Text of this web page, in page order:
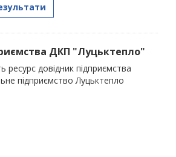
ДКП "Луцьктепло"
ресурс довідник підприємства
підприємство Луцьктепло